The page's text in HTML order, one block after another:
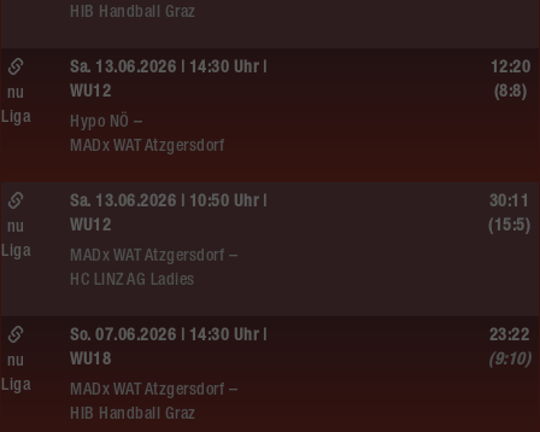
HIB Handball Graz
Sa. 13.06.2026 | 14:30 Uhr |
WU12
Hypo NÖ –
MADx WAT Atzgersdorf
nu
Liga
12:20
(8:8)
Sa. 13.06.2026 | 10:50 Uhr |
WU12
MADx WAT Atzgersdorf –
HC LINZ AG Ladies
nu
Liga
30:11
(15:5)
So. 07.06.2026 | 14:30 Uhr |
WU18
MADx WAT Atzgersdorf –
HIB Handball Graz
nu
Liga
23:22
(9:10)